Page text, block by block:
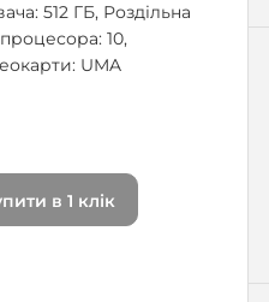
512 ГБ, Роздільна
процесора: 10,
UMA
в 1 клік